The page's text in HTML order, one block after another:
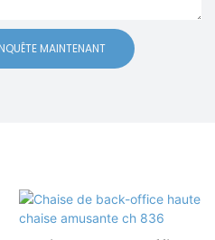
MAINTENANT